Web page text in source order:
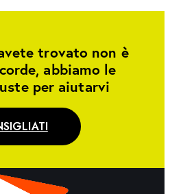
trovato non è
abbiamo le
per aiutarvi